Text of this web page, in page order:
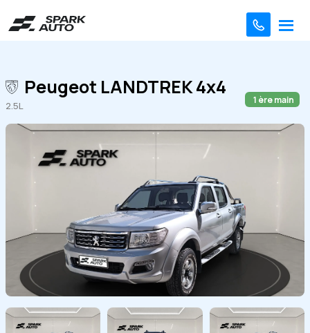
Peugeot LANDTREK 4x4
2.5L 1 ère main